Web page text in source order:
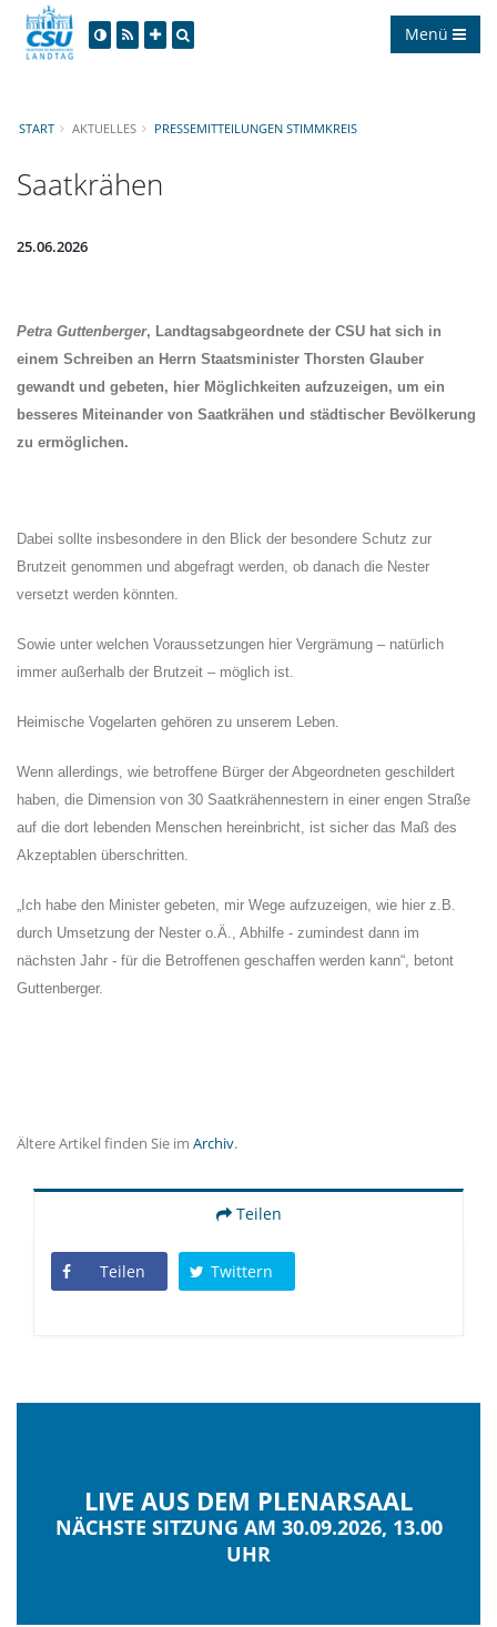
Menü
START AKTUELLES PRESSEMITTEILUNGEN STIMMKREIS
Saatkrähen
25.06.2026
Petra Guttenberger, Landtagsabgeordnete der CSU hat sich in
einem Schreiben an Herrn Staatsminister Thorsten Glauber
gewandt und gebeten, hier Möglichkeiten aufzuzeigen, um ein
besseres Miteinander von Saatkrähen und städtischer Bevölkerung
zu ermöglichen.
Dabei sollte insbesondere in den Blick der besondere Schutz zur
Brutzeit genommen und abgefragt werden, ob danach die Nester
versetzt werden könnten.
Sowie unter welchen Voraussetzungen hier Vergrämung – natürlich
immer außerhalb der Brutzeit – möglich ist.
Heimische Vogelarten gehören zu unserem Leben.
Wenn allerdings, wie betroffene Bürger der Abgeordneten geschildert
haben, die Dimension von 30 Saatkrähennestern in einer engen Straße
auf die dort lebenden Menschen hereinbricht, ist sicher das Maß des
Akzeptablen überschritten.
Ich habe den Minister gebeten, mir Wege aufzuzeigen, wie hier z.B.
durch Umsetzung der Nester o.Ä., Abhilfe - zumindest dann im
nächsten Jahr - für die Betroffenen geschaffen werden kann“, betont
Guttenberger.
Ältere Artikel finden Sie im Archiv.
Teilen
Teilen Twittern
LIVE AUS DEM PLENARSAAL
NÄCHSTE SITZUNG AM 30.09.2026, 13.00
UHR